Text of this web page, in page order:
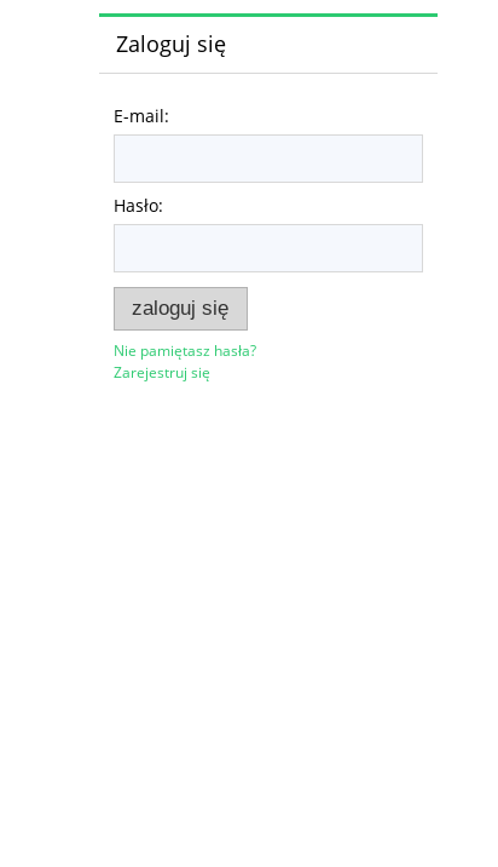
Zaloguj się
E-mail:
Hasło:
zaloguj się
Nie pamiętasz hasła?
Zarejestruj się